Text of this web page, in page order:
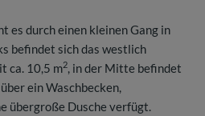
es durch einen kleinen Gang in
befindet sich das westlich
ca. 10,5 m2, in der Mitte befindet
ein Waschbecken,
übergroße Dusche verfügt.